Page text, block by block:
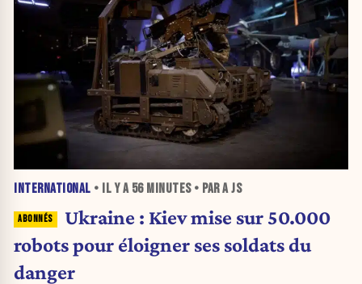
INTERNATIONAL • IL Y A 56 MINUTES• PAR A JS
Ukraine : Kiev mise sur 50.000
robots pour éloigner ses soldats du
danger